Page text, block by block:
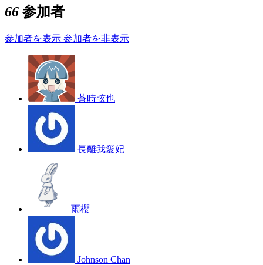
66 参加者
参加者を表示 参加者を非表示
蒼時弦也
長離我愛妃
雨櫻
Johnson Chan